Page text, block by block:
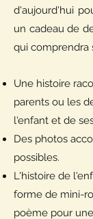
d'aujourd'hui
un cadeau de
qui comprendra
Une histoire
parents ou les
l'enfant et de
Des photos
possibles.
L'histoire de
forme de mini-
poème pour